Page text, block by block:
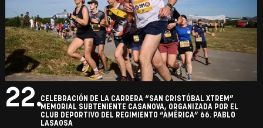
22.CELEBRACIÓN DE LA CARRERA “SAN CRISTÓBAL XTREM”
MEMORIAL SUBTENIENTE CASANOVA, ORGANIZADA POR EL
CLUB DEPORTIVO DEL REGIMIENTO “AMÉRICA” 66. PABLO
LASAOSA